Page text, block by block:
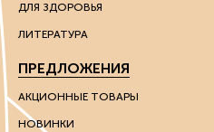
ДЛЯ ЗДОРОВЬЯ
ЛИТЕРАТУРА
ПРЕДЛОЖЕНИЯ
АКЦИОННЫЕ ТОВАРЫ
НОВИНКИ